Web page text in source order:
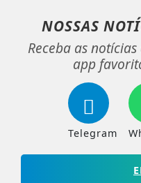
NOSSAS
Receba as
app
Telegram